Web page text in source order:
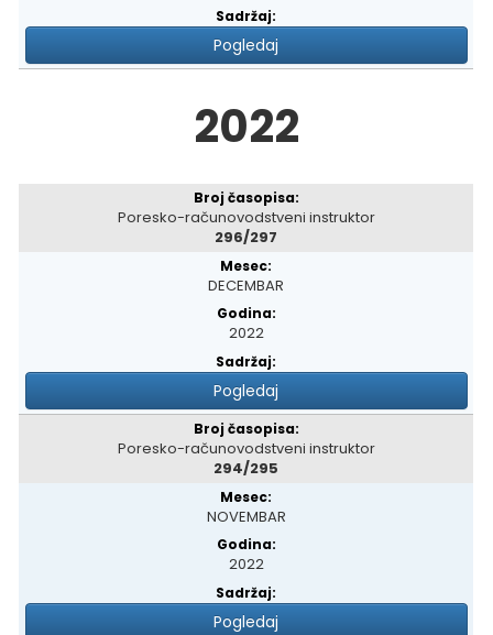
Pogledaj
2022
Poresko-računovodstveni instruktor
296/297
DECEMBAR
2022
Pogledaj
Poresko-računovodstveni instruktor
294/295
NOVEMBAR
2022
Pogledaj